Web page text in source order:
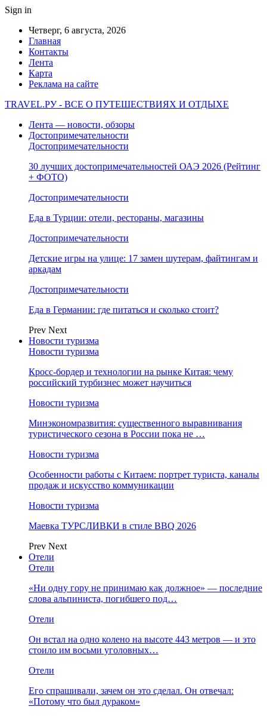
Sign in
Четверг, 6 августа, 2026
Главная
Контакты
Лента
Карта
Реклама на сайте
TRAVEL.РУ - ВСЕ О ПУТЕШЕСТВИЯХ И ОТДЫХЕ
Лента — новости, обзоры
Достопримечательности
Достопримечательности
30 лучших достопримечательностей ОАЭ 2026 (Рейтинг
+ ФОТО)
Достопримечательности
Еда в Турции: отели, рестораны, магазины
Достопримечательности
Детские игры на улице: 17 замен шутерам, файтингам и
аркадам
Достопримечательности
Еда в Германии: где питаться и сколько стоит?
Prev Next
Новости туризма
Новости туризма
Кросс-бордер и технологии на рынке Китая: чему
российский турбизнес может научиться
Новости туризма
Минэкономразвития: существенного выравнивания
туристического сезона в России пока не …
Новости туризма
Особенности работы с Китаем: портрет туриста, каналы
продаж и искусство коммуникации
Новости туризма
Маевка ТУРСЛИВКИ в стиле BBQ 2026
Prev Next
Отели
Отели
«Ни одну гору не принимаю как должное» — последние
слова альпиниста, погибшего под…
Отели
Он встал на одно колено на высоте 443 метров — и это
стоило им восьми уголовных…
Отели
Его спрашивали, зачем он это сделал. Он отвечал:
«Потому что был дураком»